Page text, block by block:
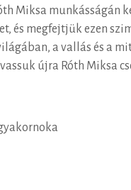
Miksa munkásságán
és megfejtjük ezen
a vallás és a
újra Róth Miksa